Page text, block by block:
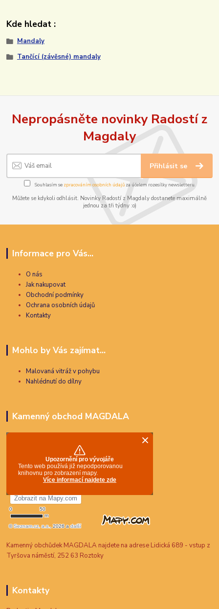
Kde hledat :
Mandaly
Tančící (závěsné) mandaly
Nepropásněte novinky Radostí z
Magdaly
Přihlásit se
Souhlasím se zpracováním osobních údajůza účelem rozesílky newsletteru.
Můžete se kdykoli odhlásit. Novinky Radostí z Magdaly dostanete maximálně
jednou za tři týdny :o)
Informace pro Vás...
O nás
Jak nakupovat
Obchodní podmínky
Ochrana osobních údajů
Kontakty
Mohlo by Vás zajímat...
Malovaná vitráž v pohybu
Nahlédnutí do dílny
Kamenný obchod MAGDALA
Kamenný obchůdek MAGDALA najdete na adrese Lidická 689 - vstup z
Tyršova náměstí, 252 63 Roztoky
Kontakty